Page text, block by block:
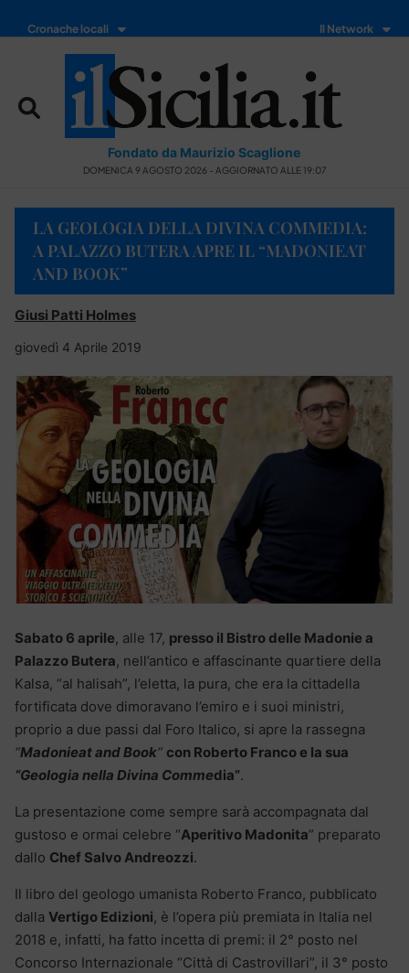
Cronache locali Il Network
Fondato da Maurizio Scaglione
DOMENICA 9 AGOSTO 2026 - AGGIORNATO ALLE 19:07
LA GEOLOGIA DELLA DIVINA COMMEDIA:
A PALAZZO BUTERA APRE IL “MADONIEAT
AND BOOK”
Giusi Patti Holmes
giovedì 4 Aprile 2019
Sabato 6 aprile, alle 17, presso il Bistro delle Madonie a
Palazzo Butera, nell’antico e affascinante quartiere della
Kalsa, “al halisah”, l’eletta, la pura, che era la cittadella
fortificata dove dimoravano l’emiro e i suoi ministri,
proprio a due passi dal Foro Italico, si apre la rassegna
“Madonieat and Book“ con Roberto Franco e la sua
“Geologia nella Divina Commedia”.
La presentazione come sempre sarà accompagnata dal
gustoso e ormai celebre “Aperitivo Madonita” preparato
dallo Chef Salvo Andreozzi.
Il libro del geologo umanista Roberto Franco, pubblicato
dalla Vertigo Edizioni, è l’opera più premiata in Italia nel
2018 e, infatti, ha fatto incetta di premi: il 2° posto nel
Concorso Internazionale “Città di Castrovillari”, il 3° posto